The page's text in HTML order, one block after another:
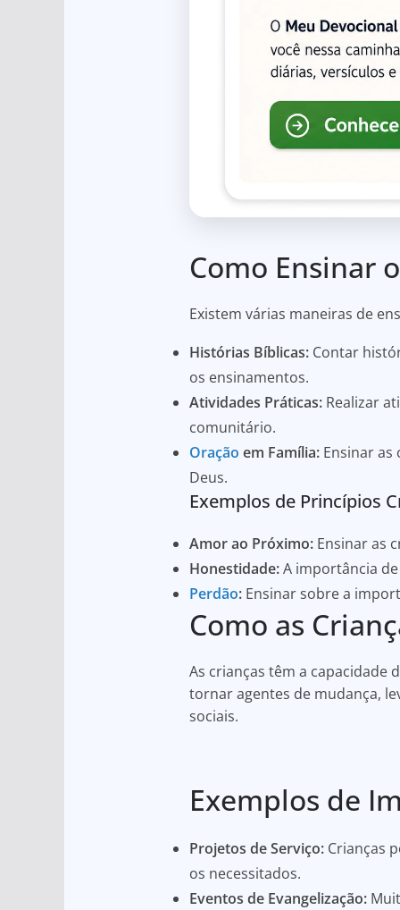
Como Ensinar
Existem várias maneiras de
Histórias Bíblicas: Contar
os ensinamentos.
Atividades Práticas: Realizar
comunitário.
Oração em Família: Ensinar as
Deus.
Exemplos de Princípios
Amor ao Próximo: Ensinar as
Honestidade:A importância
Perdão: Ensinar sobre a
Como as
As crianças têm a capacidade
tornar agentes de mudança,
sociais.
Exemplos de
Projetos de Serviço: Crianças
os necessitados.
Eventos de Evangelização: